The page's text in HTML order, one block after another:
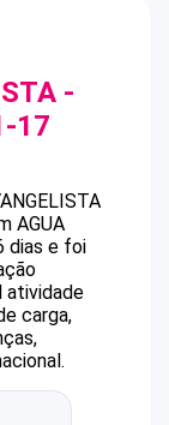
-
17
AGUA
dias e foi
atividade
carga,